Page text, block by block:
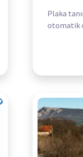
Plaka
otomatik